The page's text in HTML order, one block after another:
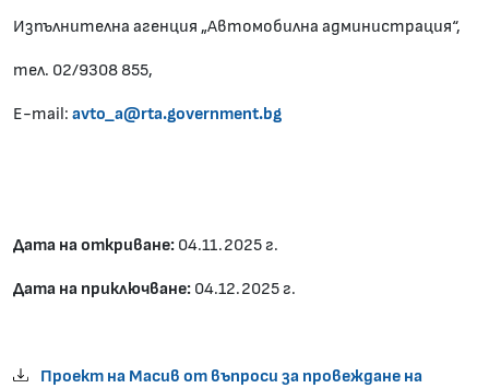
Изпълнителна агенция „Автомобилна администрация“,
тел. 02/9308 855,
Е-mail: avto_a@rta.government.bg
Дата на откриване: 04.11.2025 г.
Дата на приключване: 04.12.2025 г.
Проект на Масив от въпроси за провеждане на